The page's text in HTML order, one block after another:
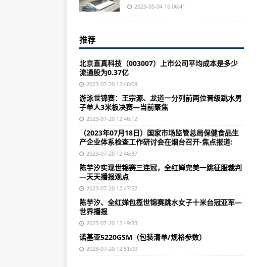
【产品风采】方圆WBZ1000D型稳定土拌和站
全国特奥日：享受运动带来的融合与快乐—当
车在景中骑 230余名运动员“明长城”下骑行竞
诺基亚滑盖式键盘手机（保修信息/规格参数）
（成都大运纪事）大运会火炬传递成都站第四
（女足世界杯）赛事前瞻：加拿大队西班牙队
黑龙江九洲集团（300040）上市公司涉及概念
2023-05-04 16:06:41
推荐
北京直真科技（003007）上市公司平均成本是多少
流通股为0.37亿
2023-07-20 12:46:09
游泳世锦赛：王宗源、龙道一分列前两位晋级跳水男
子单人3米板决赛—当前聚焦
2023-07-20 12:46:12
（2023年07月18日）国家市场监管总局保健食品生
产企业体系检查工作研讨会在烟台召开-焦点报道:
2023-07-20 12:46:37
陈芋汐实现世锦赛三连冠，全红婵完美一跳征服裁判
—天天播报观点
2023-07-20 12:47:52
陈芋汐、全红婵包揽世锦赛跳水女子十米台冠亚军—
世界播报
2023-07-20 12:49:33
诺基亚5220GSM（包装清单/规格参数）
2023-07-20 12:51:09